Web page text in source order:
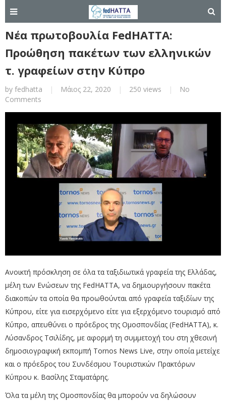
Νέα πρωτοβουλία FedHATTA:
Προώθηση πακέτων των ελληνικών
τ. γραφείων στην Κύπρο
by fedhatta | Μάιος 22, 2020 | 250 views |
No
Comments
Ανοικτή πρόσκληση σε όλα τα ταξιδιωτικά γραφεία της Ελλάδας,
μέλη των Ενώσεων της FedHATTA, να δημιουργήσουν πακέτα
διακοπών τα οποία θα προωθούνται από γραφεία ταξιδίων της
Κύπρου, είτε για εισερχόμενο είτε για εξερχόμενο τουρισμό από
Κύπρο, απευθύνει ο πρόεδρος της Ομοσπονδίας (FedHATTA), κ.
Λύσανδρος Τσιλίδης, με αφορμή τη συμμετοχή του στη χθεσινή
δημοσιογραφική εκπομπή Tornos News Live, στην οποία μετείχε
και ο πρόεδρος του Συνδέσμου Τουριστικών Πρακτόρων
Κύπρου κ. Βασίλης Σταματάρης.
Όλα τα μέλη της Ομοσπονδίας θα μπορούν να δηλώσουν